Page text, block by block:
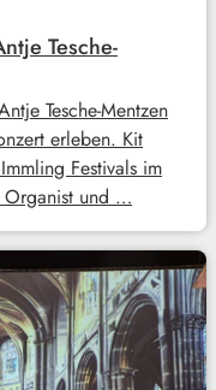
Tesche-
Tesche-Mentzen
erleben. Kit
Festivals im
Organist und …